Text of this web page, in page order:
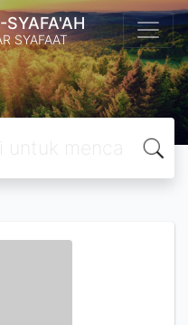
SYAFA'AH
SYAFAAT